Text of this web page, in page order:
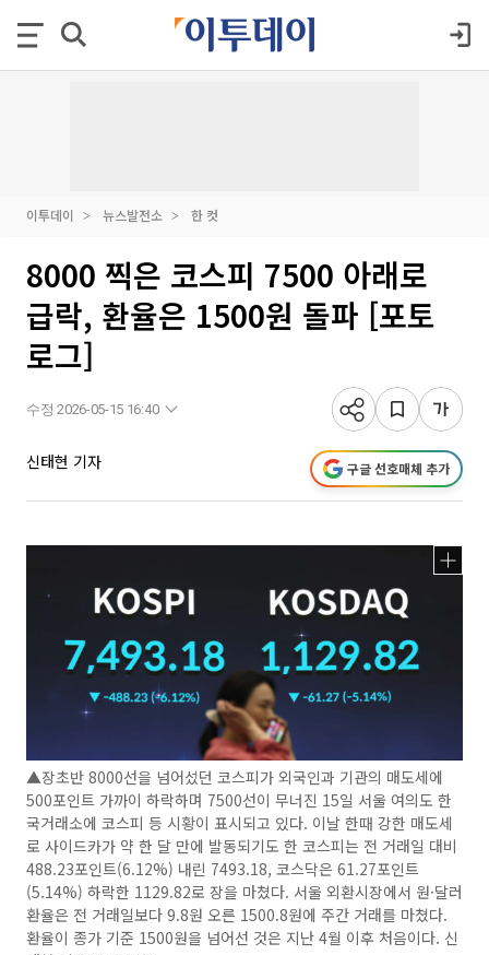
이투데이 뉴스발전소 한 컷
8000 찍은 코스피 7500 아래로
급락, 환율은 1500원 돌파 [포토
로그]
수정 2026-05-15 16:40
신태현 기자 구글 선호매체 추가
▲장초반 8000선을 넘어섰던 코스피가 외국인과 기관의 매도세에
500포인트 가까이 하락하며 7500선이 무너진 15일 서울 여의도 한
국거래소에 코스피 등 시황이 표시되고 있다. 이날 한때 강한 매도세
로 사이드카가 약 한 달 만에 발동되기도 한 코스피는 전 거래일 대비
488.23포인트(6.12%) 내린 7493.18, 코스닥은 61.27포인트
(5.14%) 하락한 1129.82로 장을 마쳤다. 서울 외환시장에서 원·달러
환율은 전 거래일보다 9.8원 오른 1500.8원에 주간 거래를 마쳤다.
환율이 종가 기준 1500원을 넘어선 것은 지난 4월 이후 처음이다. 신